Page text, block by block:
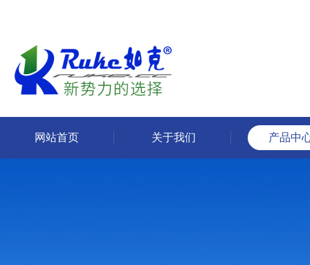
网站首页 关于我们 产品中